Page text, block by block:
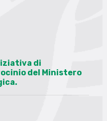
di
del Ministero